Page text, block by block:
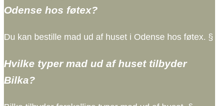
Odense hos føtex?
Du kan bestille mad ud af huset i Odense hos føtex. §
Hvilke typer mad ud af huset tilbyder
Bilka?